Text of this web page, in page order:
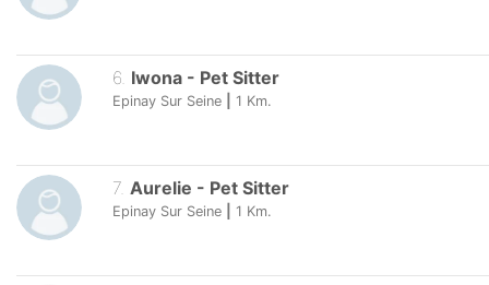
6. Iwona - Pet Sitter
Epinay Sur Seine 1 Km.
7. Aurelie - Pet Sitter
Epinay Sur Seine 1 Km.